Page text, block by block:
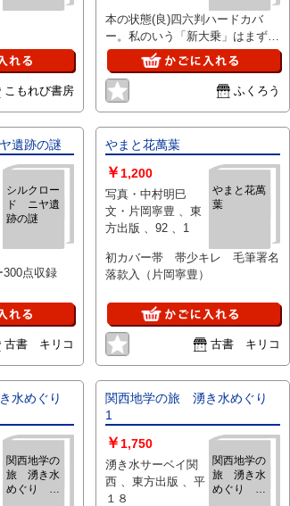
こもれび書房
本の状態(良)四六判ハードカバ
ー。私のいう「新大乗」はまず
「真大乗」ということで真に「大
乗」精神に徹したいという復古即
革新運動である
ふくろう
遺跡の謎
シルクロー
ド ニヤ遺
跡の謎
点収録
古書 キリコ
やまと花萬葉
やまと花萬
葉
￥ 1,200
写真・中村明巳
文・片岡寧豊 、東
方出版 、92 、1
初カバー帯 帯少キレ 毛筆署名
落款入（片岡寧豊）
古書 キリコ
水めぐり
関西地学の
旅 湧き水
めぐり
関西地学の旅 湧き水めぐり
1
関西地学の
旅 湧き水
めぐり
￥ 1,750
湧き水サーベイ関
西 、東方出版 、平
１８